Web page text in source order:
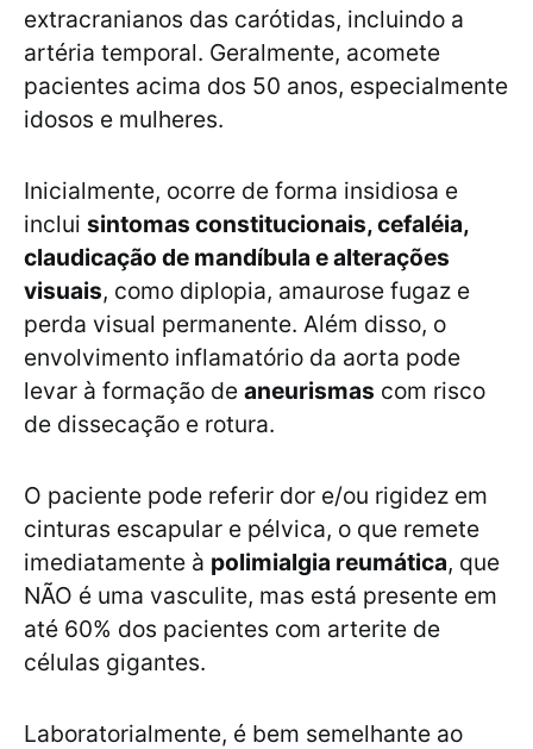
extracranianos das carótidas, incluindo a
artéria temporal. Geralmente, acomete
pacientes acima dos 50 anos, especialmente
idosos e mulheres.
Inicialmente, ocorre de forma insidiosa e
inclui sintomas constitucionais, cefaléia,
claudicação de mandíbula e alterações
visuais, como diplopia, amaurose fugaz e
perda visual permanente. Além disso, o
envolvimento inflamatório da aorta pode
levar à formação de aneurismas com risco
de dissecação e rotura.
O paciente pode referir dor e/ou rigidez em
cinturas escapular e pélvica, o que remete
imediatamente à polimialgia reumática, que
NÃO é uma vasculite, mas está presente em
até 60% dos pacientes com arterite de
células gigantes.
Laboratorialmente, é bem semelhante ao